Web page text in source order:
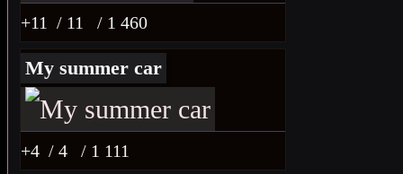
+11 / 11 / 1 460
My summer car
+4 / 4 / 1 111